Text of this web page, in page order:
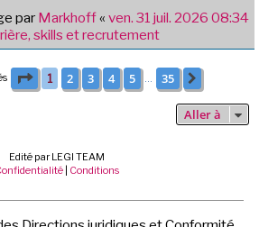
par Markhoff« ven. 31 juil. 2026 08:34
skills et recrutement
Page 1sur35
1 2 3 4 5 35
Aller à
Edité par LEGI TEAM
| Conditions